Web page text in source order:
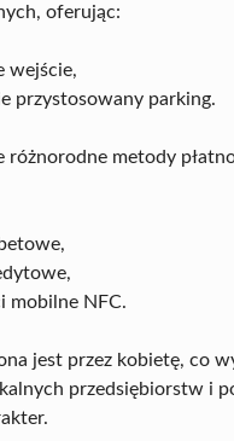
oferując:
wejście,
przystosowany parking.
różnorodne metody
mobilne NFC.
jest przez kobietę, co
przedsiębiorstw i